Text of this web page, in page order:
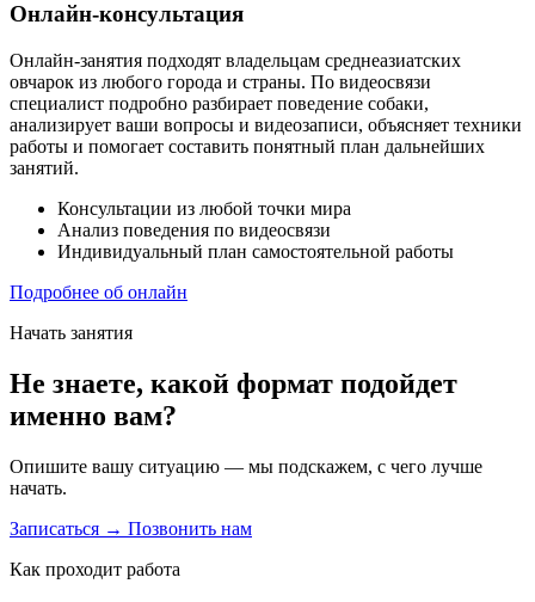
Онлайн-консультация
Онлайн-занятия подходят владельцам среднеазиатских
овчарок из любого города и страны. По видеосвязи
специалист подробно разбирает поведение собаки,
анализирует ваши вопросы и видеозаписи, объясняет техники
работы и помогает составить понятный план дальнейших
занятий.
Консультации из любой точки мира
Анализ поведения по видеосвязи
Индивидуальный план самостоятельной работы
Подробнее об онлайн
Начать занятия
Не знаете, какой формат подойдет
именно вам?
Опишите вашу ситуацию — мы подскажем, с чего лучше
начать.
Записаться → Позвонить нам
Как проходит работа